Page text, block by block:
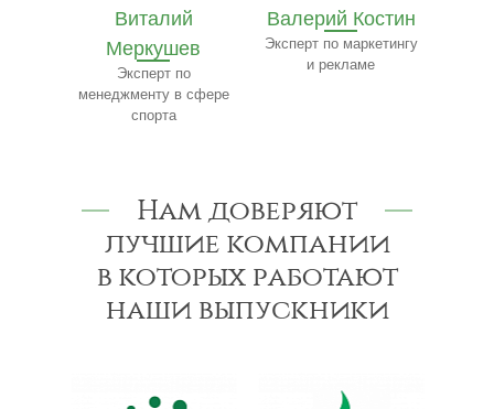
Виталий
Меркушев
Эксперт по
менеджменту в сфере
спорта
Валерий Костин
Эксперт по маркетингу
и рекламе
Нам доверяют
лучшие компании
в которых работают
наши выпускники